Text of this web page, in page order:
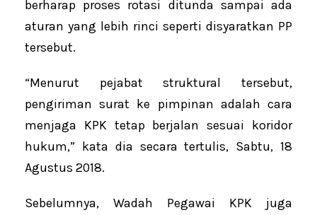
berharap proses rotasi ditunda sampai ada
aturan yang lebih rinci seperti disyaratkan PP
tersebut.
“Menurut pejabat struktural tersebut,
pengiriman surat ke pimpinan adalah cara
menjaga KPK tetap berjalan sesuai koridor
hukum,” kata dia secara tertulis, Sabtu, 18
Agustus 2018.
Sebelumnya, Wadah Pegawai KPK juga